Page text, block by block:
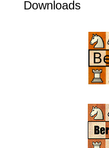
Downloads